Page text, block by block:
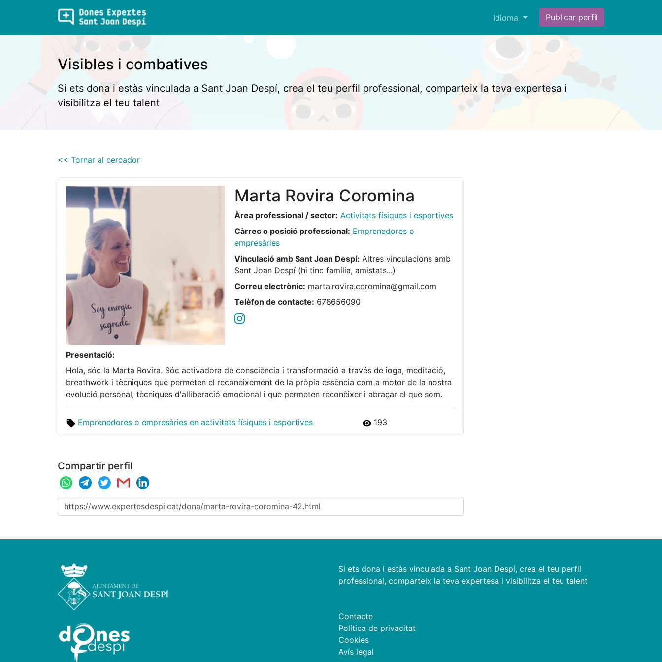
Idioma Publicar perfil
Visibles i combatives
Si ets dona i estàs vinculada a Sant Joan Despí, crea el teu perfil professional, comparteix la teva expertesa i
visibilitza el teu talent
<< Tornar al cercador
Marta Rovira Coromina
Àrea professional / sector: Activitats físiques i esportives
Càrrec o posició professional: Emprenedores o
empresàries
Vinculació amb Sant Joan Despí: Altres vinculacions amb
Sant Joan Despí (hi tinc família, amistats...)
Correu electrònic: marta.rovira.coromina@gmail.com
Telèfon de contacte: 678656090
Presentació:
Hola, sóc la Marta Rovira. Sóc activadora de consciència i transformació a través de ioga, meditació,
breathwork i tècniques que permeten el reconeixement de la pròpia essència com a motor de la nostra
evolució personal, tècniques d'alliberació emocional i que permeten reconèixer i abraçar el que som.
Emprenedores o empresàries en activitats físiques i esportives 193
Compartir perfil
Si ets dona i estàs vinculada a Sant Joan Despí, crea el teu perfil
professional, comparteix la teva expertesa i visibilitza el teu talent
Contacte
Política de privacitat
Cookies
Avís legal